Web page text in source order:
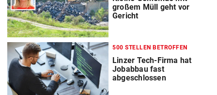
großem Müll geht vor
Gericht
500 STELLEN BETROFFEN
Linzer Tech-Firma hat
Jobabbau fast
abgeschlossen